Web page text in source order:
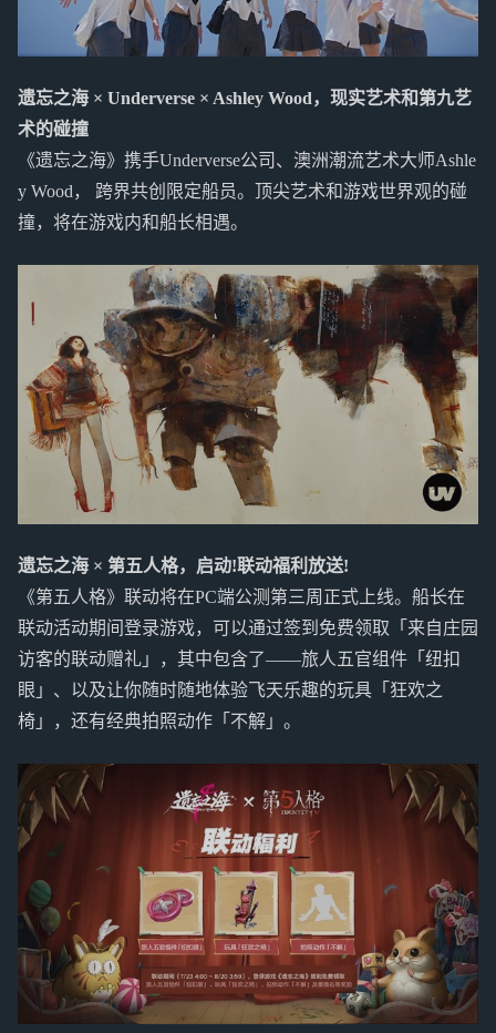
遗忘之海 × Underverse × Ashley Wood，现实艺术和第九艺
术的碰撞
《遗忘之海》携手Underverse公司、澳洲潮流艺术大师Ashle
y Wood， 跨界共创限定船员。顶尖艺术和游戏世界观的碰
撞，将在游戏内和船长相遇。
遗忘之海 × 第五人格，启动!联动福利放送!
《第五人格》联动将在PC端公测第三周正式上线。船长在
联动活动期间登录游戏，可以通过签到免费领取「来自庄园
访客的联动赠礼」，其中包含了——旅人五官组件「纽扣
眼」、以及让你随时随地体验飞天乐趣的玩具「狂欢之
椅」，还有经典拍照动作「不解」。